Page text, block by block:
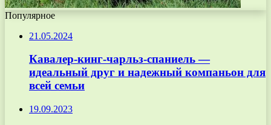
Популярное
21.05.2024
Кавалер-кинг-чарльз-спаниель —
идеальный друг и надежный компаньон для
всей семьи
19.09.2023